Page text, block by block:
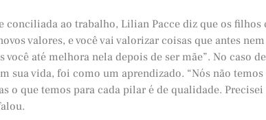
conciliada ao trabalho, Lilian Pacce diz que os filhos
valores, e você vai valorizar coisas que antes
você até melhora nela depois de ser mãe”. No caso
sua vida, foi como um aprendizado. “Nós não
o que temos para cada pilar é de qualidade.